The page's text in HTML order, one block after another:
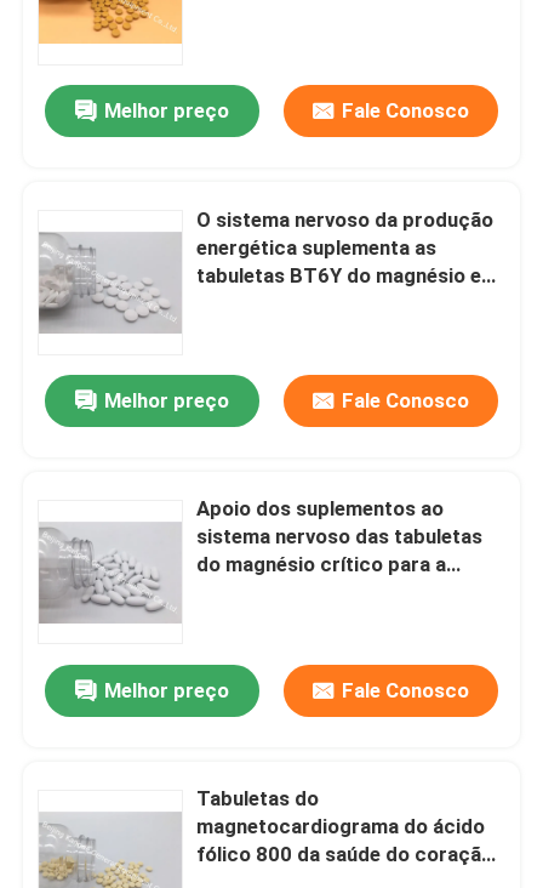
Melhor preço Fale Conosco
O sistema nervoso da produção
energética suplementa as
tabuletas BT6Y do magnésio e
Melhor preço Fale Conosco
Apoio dos suplementos ao
sistema nervoso das tabuletas
do magnésio crítico para a
Melhor preço Fale Conosco
Tabuletas do
magnetocardiograma do ácido
fólico 800 da saúde do coração